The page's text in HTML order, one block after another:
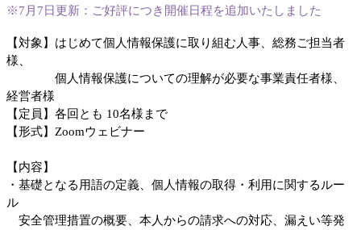
※7月7日更新：ご好評につき開催日程を追加いたしました
【対象】はじめて個人情報保護に取り組む人事、総務ご担当者
様、
個人情報保護についての理解が必要な事業責任者様、
経営者様
【定員】各回とも 10名様まで
【形式】Zoomウェビナー
【内容】
・基礎となる用語の定義、個人情報の取得・利用に関するルー
ル
安全管理措置の概要、本人からの請求への対応、漏えい等発